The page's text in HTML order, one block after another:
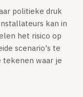
politieke druk
kan in
het risico op
scenario's te
tekenen waar je